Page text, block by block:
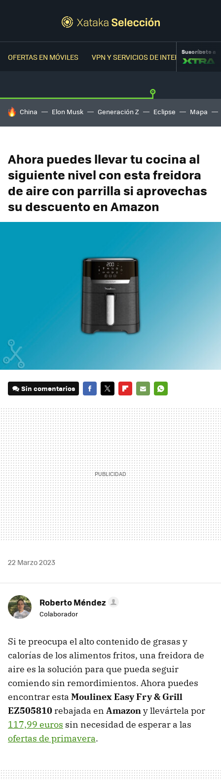
OFERTAS EN MÓVILES VPN Y SERVICIOS DE INTERNETSuscríbete a
HOY SE HABLA DE
China Elon Musk Generación Z Eclipse Mapa
Ahora puedes llevar tu cocina al
siguiente nivel con esta freidora
de aire con parrilla si aprovechas
su descuento en Amazon
Sin comentarios
MAIL
22 Marzo 2023
Roberto Méndez
Colaborador
Si te preocupa el alto contenido de grasas y
calorías de los alimentos fritos, una freidora de
aire es la solución para que pueda seguir
comiendo sin remordimientos. Ahora puedes
encontrar esta Moulinex Easy Fry & Grill
EZ505810 rebajada en Amazony llevártela por
117,99 euros sin necesidad de esperar a las
ofertas de primavera.